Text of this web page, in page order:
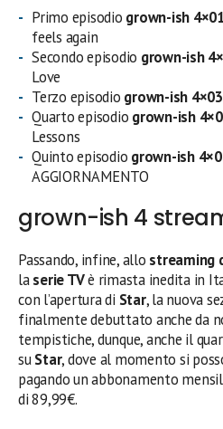
Primo episodio grown-ish
feels again
Secondo episodio grown-ish
Love
Terzo episodio grown-ish
Quarto episodio grown-ish
Lessons
Quinto episodio grown-ish
AGGIORNAMENTO
grown-ish 4
Passando, infine, allo streaming
laserie TVè rimasta inedita in
con l’apertura di Star, la nuova
finalmente debuttato anche da
tempistiche, dunque, anche il
suStar, dove al momento si
pagando un abbonamento
di 89,99€.